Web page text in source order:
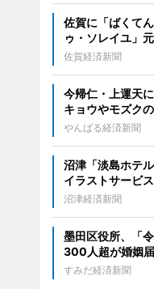
佐賀に「ばくて
ゥ・ソレイユ」
佐賀経済新聞
今帰仁・上運天
キョウやモズク
やんばる経済新聞
沼津「淡島ホテ
イラストサービ
沼津経済新聞
墨田区役所、「
300人超が婚姻
すみだ経済新聞